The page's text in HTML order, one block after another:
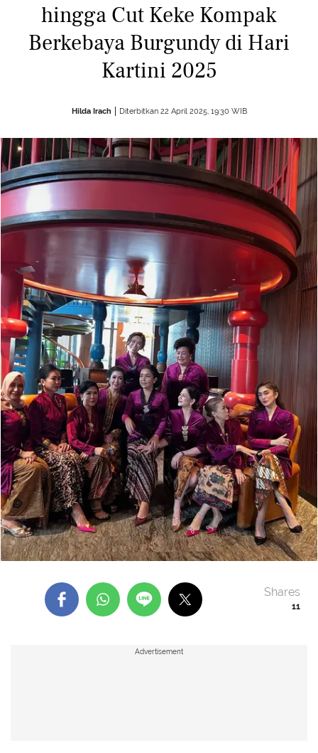
hingga Cut Keke Kompak
Berkebaya Burgundy di Hari
Kartini 2025
Hilda Irach Diterbitkan 22 April 2025, 19:30 WIB
11
Shares
Advertisement